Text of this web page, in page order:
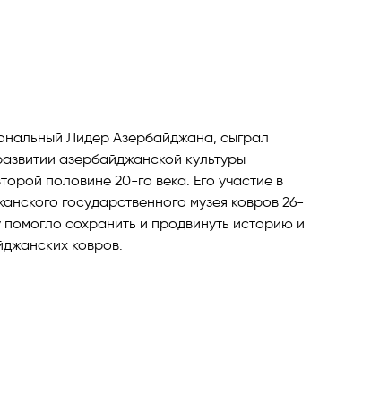
Лидер Азербайджана, сыграл
азербайджанской культуры
половине 20-го века. Его участие в
государственного музея ковров 26-
помогло сохранить и продвинуть историю и
ковров.